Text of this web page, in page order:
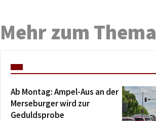
Mehr zum Thema
Ab Montag: Ampel-Aus an der
Merseburger wird zur
Geduldsprobe